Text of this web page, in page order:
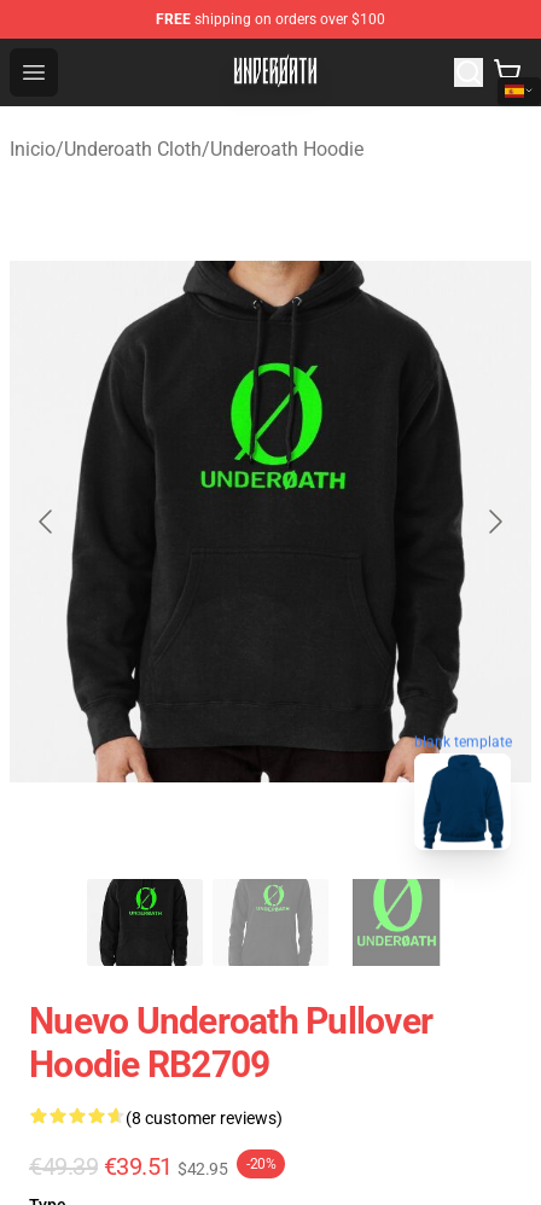
FREE shipping on orders over $100
Open menu
Underoath Store - Official Underoath Merchandise Shop
Inicio/Underoath Cloth/Underoath Hoodie
blank template
Nuevo Underoath Pullover
Hoodie RB2709
(8 customer reviews)
€49.39 €39.51 $42.95 -20%